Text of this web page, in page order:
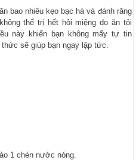
bao nhiêu kẹo bạc hà và đánh răng
thể trị hết hôi miệng do ăn tỏi
này khiến bạn không mấy tự tin
sẽ giúp bạn ngay lập tức.
1 chén nước nóng.